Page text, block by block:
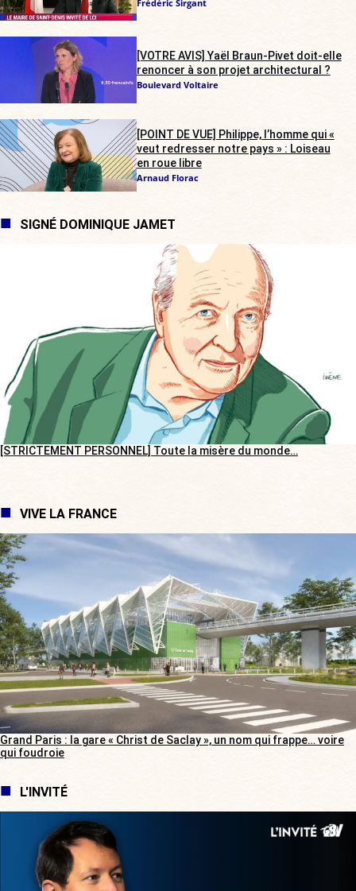
Frédéric Sirgant
[VOTRE AVIS] Yaël Braun-Pivet doit-elle
renoncer à son projet architectural ?
Boulevard Voltaire
[POINT DE VUE] Philippe, l’homme qui «
veut redresser notre pays » : Loiseau
en roue libre
Arnaud Florac
SIGNÉ DOMINIQUE JAMET
[STRICTEMENT PERSONNEL] Toute la misère du monde…
VIVE LA FRANCE
Grand Paris : la gare « Christ de Saclay », un nom qui frappe… voire
qui foudroie
L'INVITÉ